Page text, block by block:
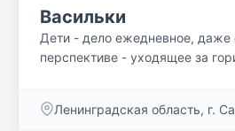
Васильки
Дети - дело ежедневное, даже
перспективе - уходящее за
каждого и общий для дела, для
Ленинградская область, г.